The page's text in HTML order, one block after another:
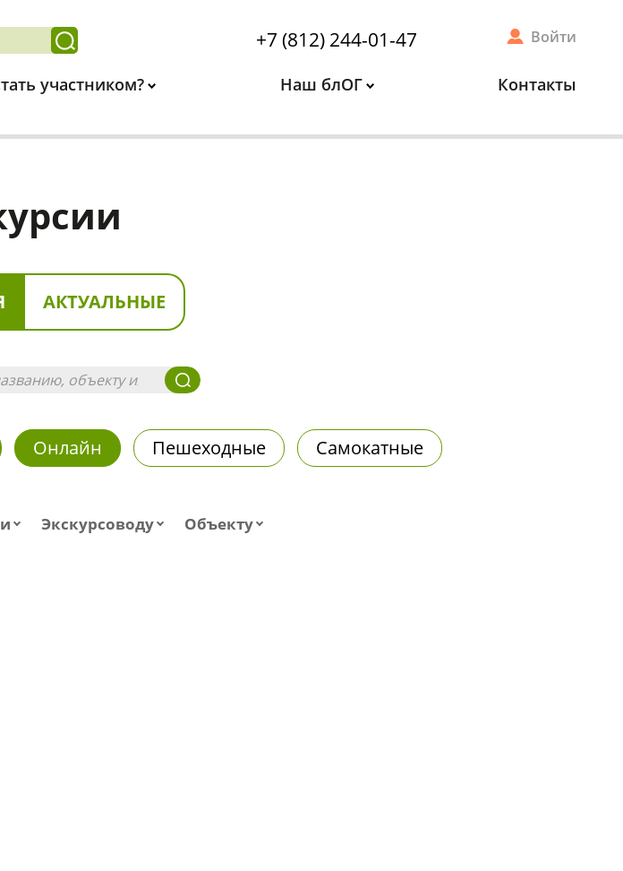
+7 (812) 244-01-47 Войти
участником? Наш блОГ Контакты
АКТУАЛЬНЫЕ
Онлайн Пешеходные Самокатные
Экскурсоводу Объекту